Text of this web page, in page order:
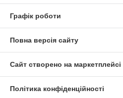
Графік роботи
Повна версія сайту
Сайт створено на маркетплейсі
Політика конфіденційності